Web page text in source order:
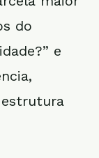
do
e
estrutura